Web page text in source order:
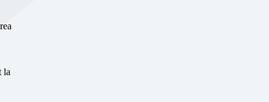
la